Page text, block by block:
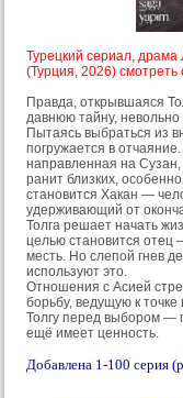
Турецкий сериал,
(Турция, 2026) смотреть
Правда, открывшаяся
давнюю тайну,
Пытаясь выбраться из
погружается в
направленная на Сузан,
ранит близких,
становится Хакан —
удерживающий от
Толга решает начать
целью становится отец
месть. Но слепой гнев
используют это.
Отношения с Асией
борьбу, ведущую к точке
Толгу перед выбором —
ещё имеет ценность.
Добавлена 1-100 серия